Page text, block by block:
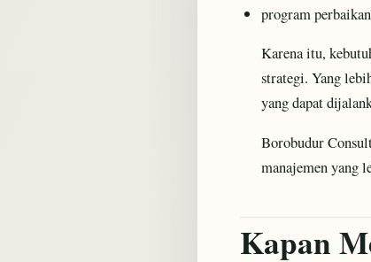
program
Karena itu,
strategi. Yang
yang dapat
Borobudur
manajemen yang
Kapan